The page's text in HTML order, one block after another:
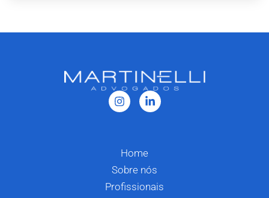
Home
Sobre nós
Profissionais